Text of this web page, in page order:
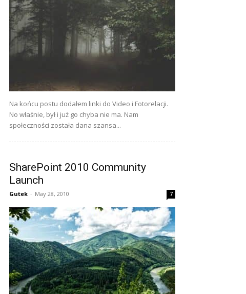
Na końcu postu dodałem linki do Video i Fotorelacji.
No właśnie, był i już go chyba nie ma. Nam
społeczności została dana szansa...
SharePoint 2010 Community
Launch
Gutek - May 28, 2010 7